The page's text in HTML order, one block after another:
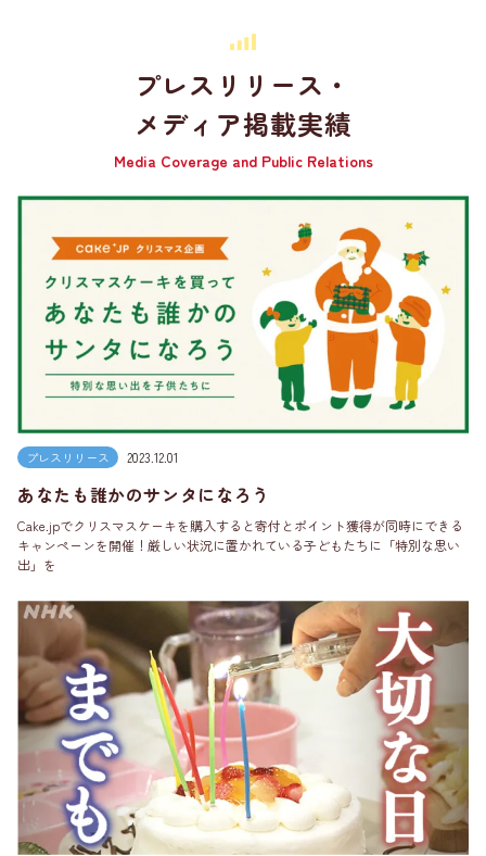
プレスリリース・
メディア掲載実績
Media Coverage and Public Relations
プレスリリース 2023.12.01
あなたも誰かのサンタになろう
Cake.jpでクリスマスケーキを購入すると寄付とポイント獲得が同時にできる
キャンペーンを開催！厳しい状況に置かれている子どもたちに「特別な思い
出」を